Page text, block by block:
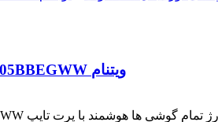
کابل دوسر تایپ سی اورجینال سامسونگ DA705BBEGWW ویتنام